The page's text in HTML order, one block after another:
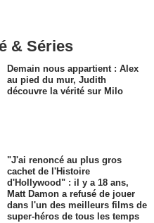
& Séries
Demain nous appartient : Alex
au pied du mur, Judith
découvre la vérité sur Milo
"J'ai renoncé au plus gros
cachet de l'Histoire
d'Hollywood" : il y a 18 ans,
Matt Damon a refusé de jouer
dans l'un des meilleurs films de
super-héros de tous les temps